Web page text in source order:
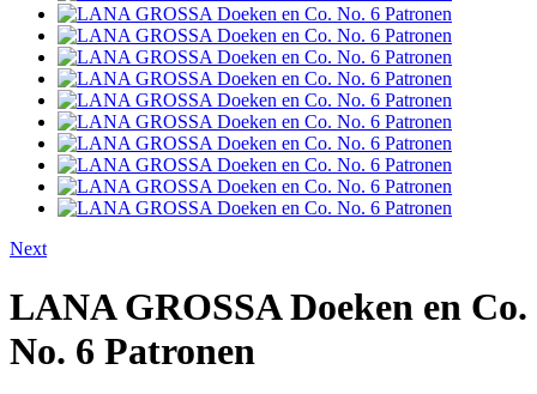
Next
LANA GROSSA Doeken en Co.
No. 6 Patronen